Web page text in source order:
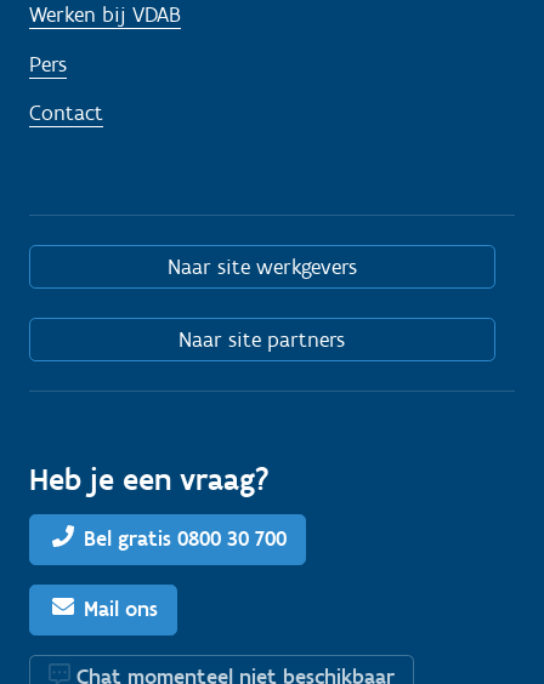
Werken bij VDAB
Pers
Contact
Naar site werkgevers
Naar site partners
Heb je een vraag?
Bel gratis 0800 30 700
Mail ons
Chat momenteel niet beschikbaar